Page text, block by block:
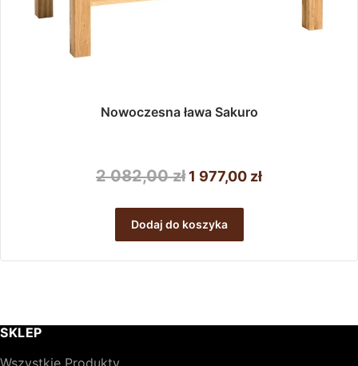
Nowoczesna ława Sakuro
2 082,00zł Pierwotna
wynosiła:
2
082,00 zł.
1 977,00 złAktualna
977,00 zł.
Dodaj do koszyka
SKLEP